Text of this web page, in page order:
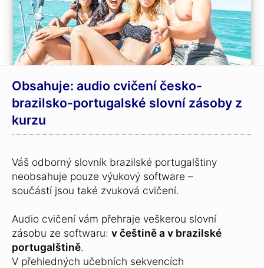
Obsahuje: audio cvičení česko-
brazilsko-portugalské slovní zásoby z
kurzu
Váš odborný slovník brazilské portugalštiny
neobsahuje pouze výukový software –
součástí jsou také zvuková cvičení.
Audio cvičení vám přehraje veškerou slovní
zásobu ze softwaru: v češtině a v brazilské
portugalštině.
V přehledných učebních sekvencích